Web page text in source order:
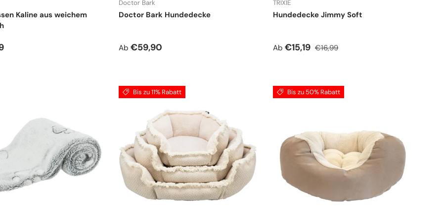
Kaline aus weichem
Preis
Doctor Bark
Doctor Bark Hundedecke
Normaler Preis
Ab €59,90
TRIXIE
Hundedecke Jimmy Soft
Verkaufspreis
Ab €15,19 Normaler Preis
€16,99
Bis zu 11% Rabatt Bis zu 50% Rabatt